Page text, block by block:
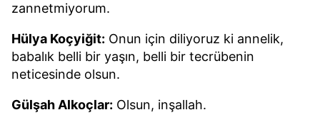
zannetmiyorum.
Hülya Koçyiğit: Onun için diliyoruz ki annelik,
babalık belli bir yaşın, belli bir tecrübenin
neticesinde olsun.
Gülşah Alkoçlar: Olsun, inşallah.